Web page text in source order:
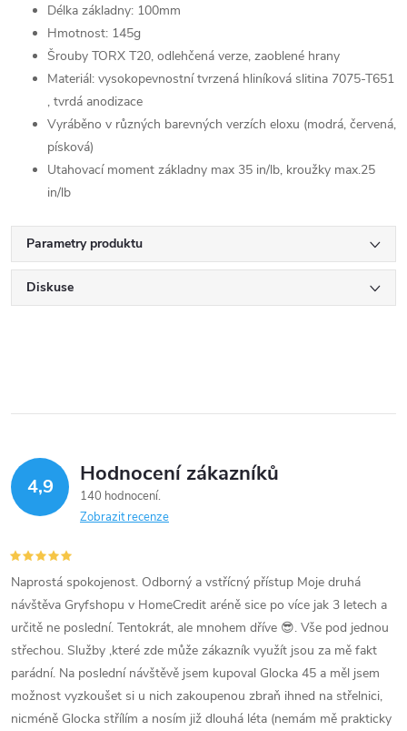
Délka základny: 100mm
Hmotnost: 145g
Šrouby TORX T20, odlehčená verze, zaoblené hrany
Materiál: vysokopevnostní tvrzená hliníková slitina 7075-T651
, tvrdá anodizace
Vyráběno v různých barevných verzích eloxu (modrá, červená,
písková)
Utahovací moment základny max 35 in/lb, kroužky max.25
in/lb
Parametry produktu
Diskuse
4,9 Hodnocení zákazníků
140 hodnocení
Zobrazit recenze
Naprostá spokojenost. Odborný a vstřícný přístup Moje druhá
návštěva Gryfshopu v HomeCredit aréně sice po více jak 3 letech a
určitě ne poslední. Tentokrát, ale mnohem dříve 😎. Vše pod jednou
střechou. Služby ,které zde může zákazník využít jsou za mě fakt
parádní. Na poslední návštěvě jsem kupoval Glocka 45 a měl jsem
možnost vyzkoušet si u nich zakoupenou zbraň ihned na střelnici,
nicméně Glocka střílím a nosím již dlouhá léta (nemám mě prakticky